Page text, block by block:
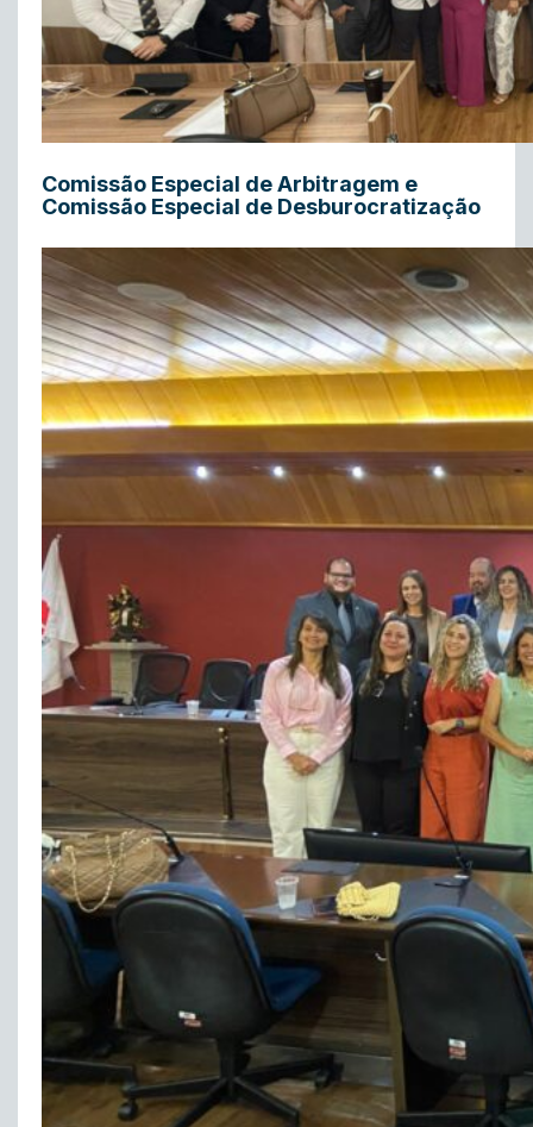
Comissão Especial de Arbitragem e
Comissão Especial de Desburocratização